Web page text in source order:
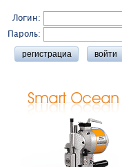
Логин:
Пароль: